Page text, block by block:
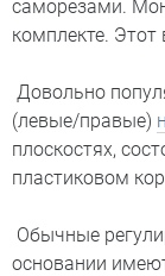
саморезами.
комплекте. Этот
Довольно
(левые/правые)
плоскостях,
пластиковом
Обычные
основании